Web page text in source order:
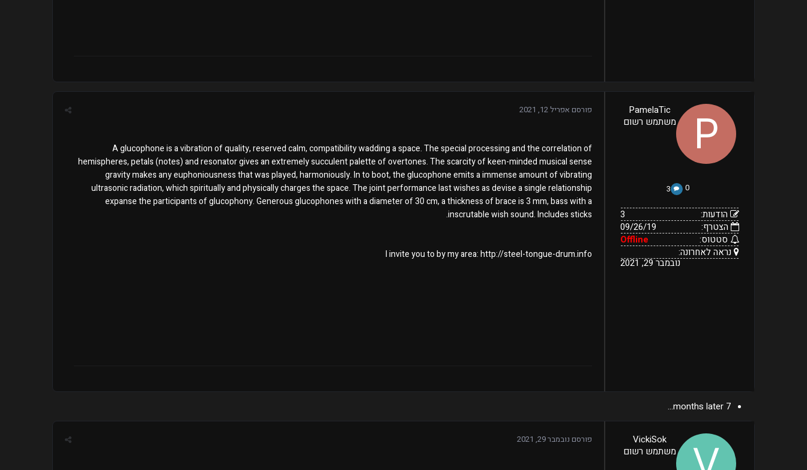
הודעות:
הצטרף:
סטטוס:
Offline
נראה
לאחרונה:
נובמבר
PamelaTic
משתמש רשום
0
3
הודעות:
3
הצטרף:
09/26/19
סטטוס:
Offline
נראה לאחרונה:
נובמבר 29, 2021
פורסם אפריל 12, 2021
A glucophone is a vibration of quality, reserved calm, compatibility wadding a space. The special processing and the correlation of
hemispheres, petals (notes) and resonator gives an extremely succulent palette of overtones. The scarcity of keen-minded musical sense
gravity makes any euphoniousness that was played, harmoniously. In to boot, the glucophone emits a immense amount of vibrating
ultrasonic radiation, which spiritually and physically charges the space. The joint performance last wishes as devise a single relationship
expanse the participants of glucophony. Generous glucophones with a diameter of 30 cm, a thickness of brace is 3 mm, bass with a
inscrutable wish sound. Includes sticks.
I invite you to by my area: http://steel-tongue-drum.info
7 months later...
הודעות:
הצטרף:
סטטוס:
Offline
נראה
נובמבר
VickiSok
משתמש רשום
פורסם נובמבר 29, 2021